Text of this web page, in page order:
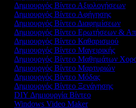
Δημιουργός Βίντεο Αξιολογήσεων
Δημιουργός Βίντεο Αφήγησης
Δημιουργός Βίντεο Διαφημίσεων
Δημιουργός Βίντεο Ερωτήσεων &
Δημιουργός Βίντεο Καθαρισμού
Δημιουργός Βίντεο Μαγειρικής
Δημιουργός Βίντεο Μαθημάτων
Δημιουργός Βίντεο Μαρτυριών
Δημιουργός Βίντεο Μόδας
Δημιουργός Βίντεο Ξενάγησης
DIY Δημιουργία Βίντεο
Windows Video Maker